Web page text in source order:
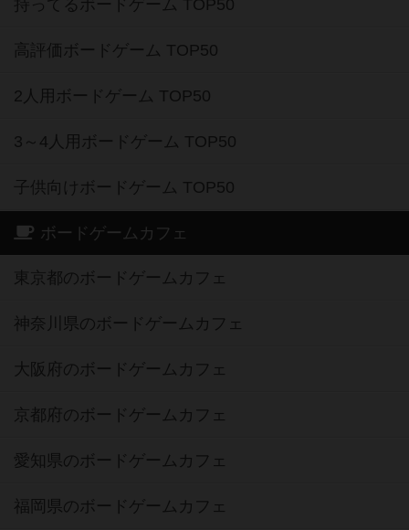
持ってるボードゲーム TOP50
高評価ボードゲーム TOP50
2人用ボードゲーム TOP50
3～4人用ボードゲーム TOP50
子供向けボードゲーム TOP50
ボードゲームカフェ
東京都のボードゲームカフェ
神奈川県のボードゲームカフェ
大阪府のボードゲームカフェ
京都府のボードゲームカフェ
愛知県のボードゲームカフェ
福岡県のボードゲームカフェ